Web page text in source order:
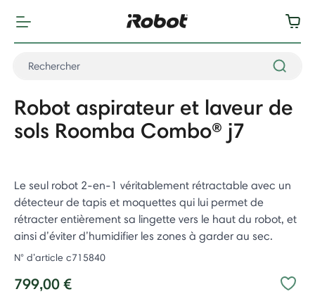
Robot aspirateur et laveur de
sols Roomba Combo® j7
Le seul robot 2-en-1 véritablement rétractable avec un
détecteur de tapis et moquettes qui lui permet de
rétracter entièrement sa lingette vers le haut du robot, et
ainsi d’éviter d’humidifier les zones à garder au sec.
N° d’article c715840
799,00 €